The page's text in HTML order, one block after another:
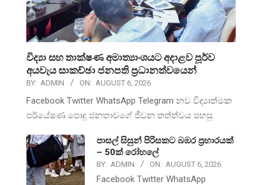
විද්‍යා සහ තාක්ෂණ අමාත්‍යාංශයට අදාළව පූර්ව
අයවැය සාකච්ඡා ජනපති ප්‍රධානත්වයෙන්
BY: ADMIN ON: AUGUST 6, 2026
Facebook Twitter WhatsApp Telegram නව විද්‍යාත්මක
පර්යේෂණ පොදු ජනතාවගේ ජීවන තත්ත්වය පහසු
පාසල් සිසුන් පිරිසකට බඹර ප්‍රහාරයක්
– 50ක් රෝහලේ
BY: ADMIN ON: AUGUST 6, 2026
Facebook Twitter WhatsApp